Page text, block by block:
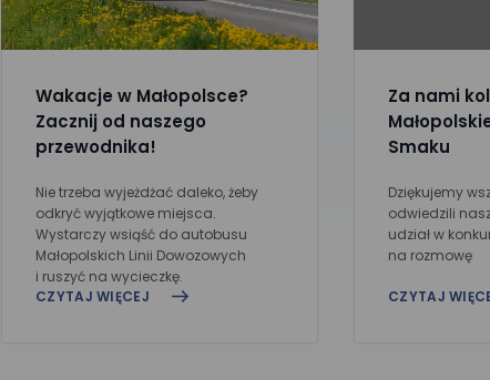
Wakacje w Małopolsce?
Zacznij od naszego
przewodnika!
Nie trzeba wyjeżdżać daleko, żeby
odkryć wyjątkowe miejsca.
Wystarczy wsiąść do autobusu
Małopolskich Linii Dowozowych
i ruszyć na wycieczkę.
CZYTAJ WIĘCEJ
Za nami
Smaku
Dziękujemy
odwiedzili
udział w
na rozmowę
CZYTAJ